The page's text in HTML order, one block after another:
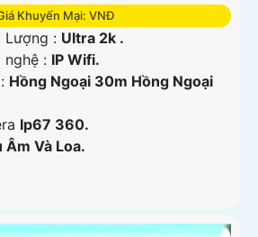
Khuyến Mại: VNĐ
Lượng : Ultra 2k .
: IP Wifi.
Hồng Ngoại 30m Hồng Ngoại
Ip67 360.
Âm Và Loa.